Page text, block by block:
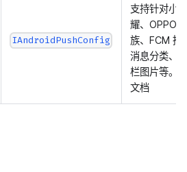
IAndroidPushConfig
支持针对小
耀、OPPO
族、FCM 推
消息分类、
栏图片等。
文档